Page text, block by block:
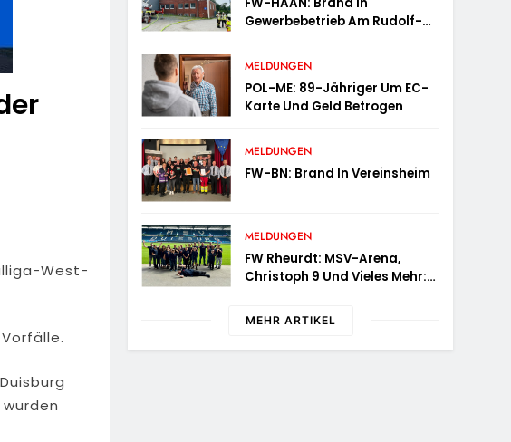
West-
Gewerbebetrieb Am Rudolf-
Brandbekämpfung Verhindert
Ausbreitung
MELDUNGEN
POL-ME: 89-Jähriger Um EC-
Karte Und Geld Betrogen
MELDUNGEN
FW-BN: Brand In Vereinsheim
MELDUNGEN
FW Rheurdt: MSV-Arena,
Christoph 9 Und Vieles Mehr:
Jugendfeuerwehr
MEHR ARTIKEL